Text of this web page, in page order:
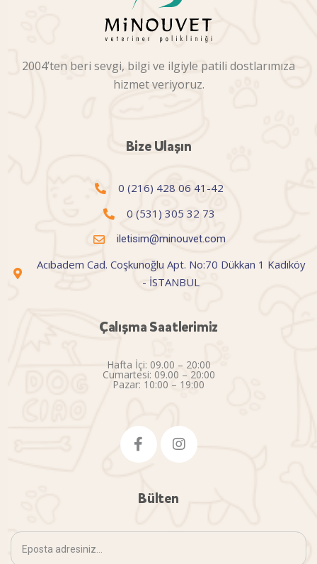
2004’ten beri sevgi, bilgi ve ilgiyle patili dostlarımıza
hizmet veriyoruz.
Bize Ulaşın
0 (216) 428 06 41-42
0 (531) 305 32 73
iletisim@minouvet.com
Acıbadem Cad. Coşkunoğlu Apt. No:70 Dükkan 1 Kadıköy
- İSTANBUL
Çalışma Saatlerimiz
Hafta İçi: 09.00 – 20:00
Cumartesi: 09.00 – 20:00
Pazar: 10:00 – 19:00
Bülten